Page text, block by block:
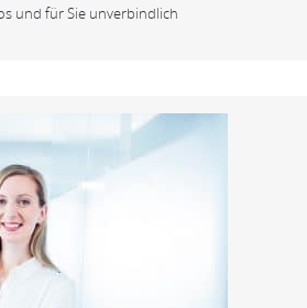
und für Sie unverbindlich